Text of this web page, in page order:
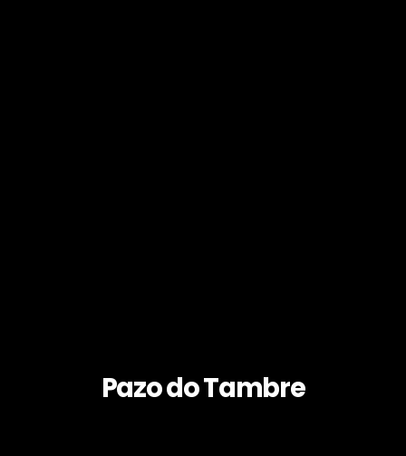
Pazo do Tambre